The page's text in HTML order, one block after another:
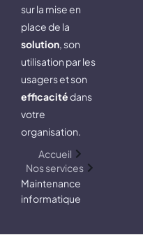
sur la mise en
place de la
solution, son
utilisation par les
usagers et son
efficacitédans
votre
organisation.
Accueil
Nos services
Maintenance
informatique